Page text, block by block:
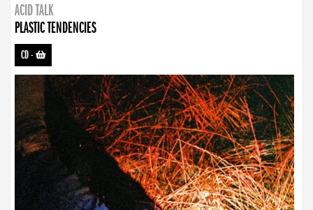
ACID TALK
PLASTIC TENDENCIES
CD-